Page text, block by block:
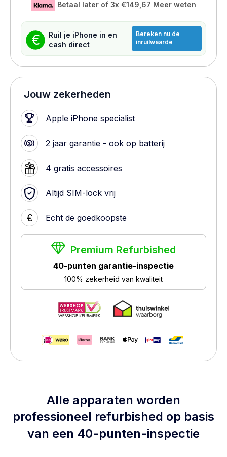
Betaal later of 3x €149,67 Meer weten
€
Ruil je iPhone in en
cash direct
Bereken nu de
inruilwaarde
Jouw zekerheden
Apple iPhone specialist
2 jaar garantie - ook op batterij
4 gratis accessoires
Altijd SIM-lock vrij
€ Echt de goedkoopste
Premium Refurbished
40-punten garantie-inspectie
100% zekerheid van kwaliteit
Alle apparaten worden
professioneel refurbished op basis
van een 40-punten-inspectie